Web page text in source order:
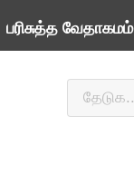
பரிசுத்த வேதாகமம்